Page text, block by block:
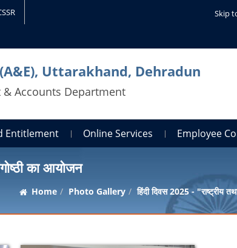
Skip
Uttarakhand, Dehradun
Accounts Department
Entitlement Online Services Employee
का आयोजन
Home Photo Gallery हिंदी दिवस 2025 - "राष्ट्रीय